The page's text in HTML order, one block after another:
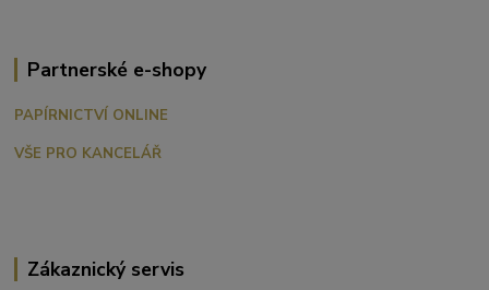
Partnerské e-shopy
PAPÍRNICTVÍ ONLINE
VŠE PRO KANCELÁŘ
Zákaznický servis